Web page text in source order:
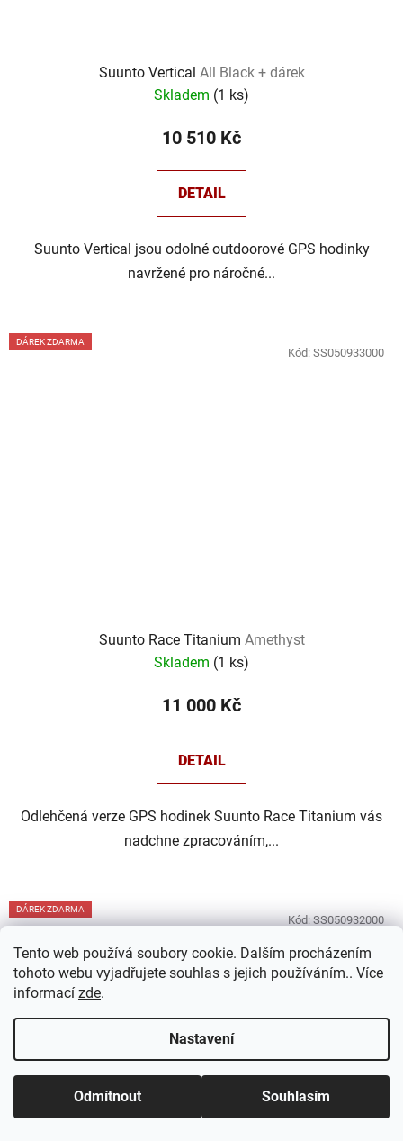
Tento web používá soubory cookie. Dalším procházením
tohoto webu vyjadřujete souhlas s jejich používáním.. Více
informací zde.
Nastavení
Odmítnout Souhlasím
Suunto Vertical All Black + dárek
Skladem (1 ks)
10 510 Kč
DETAIL
Suunto Vertical jsou odolné outdoorové GPS hodinky
navržené pro náročné...
DÁREK ZDARMA
Suunto Race Titanium Amethyst
Skladem (1 ks)
11 000 Kč
DETAIL
Odlehčená verze GPS hodinek Suunto Race Titanium vás
nadchne zpracováním,...
Kód: SS050933000
DÁREK ZDARMA
Kód:SS050932000